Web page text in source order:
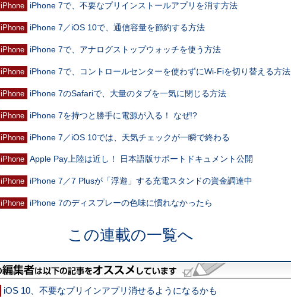
iPhone iPhone 7で、不要なプリインストールアプリを消す方法
iPhone iPhone 7／iOS 10で、通信容量を節約する方法
iPhone iPhone 7で、アナログストップウォッチを使う方法
iPhone iPhone 7で、コントロールセンターを使わずにWi-Fiを切り替える方法
iPhone iPhone 7のSafariで、大量のタブを一気に閉じる方法
iPhone iPhone 7を持つと勝手に電源が入る！ なぜ!?
iPhone iPhone 7／iOS 10では、天気チェックが一瞬で終わる
iPhone Apple Pay上陸は近し！ 日本語版サポートドキュメント公開
iPhone iPhone 7／7 Plusが「浮遊」する充電スタンドの資金調達中
iPhone iPhone 7のディスプレーの色味に慣れなかったら
この連載の一覧へ
iOS 10、不要なプリインアプリ消せるようになるかも